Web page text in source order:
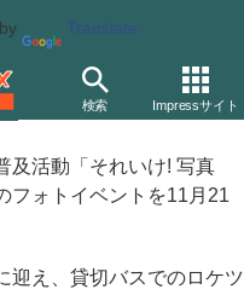
Translate
検索 Impressサイト
限定の小湊鐵道撮影
活動「それいけ! 写真
フォトイベントを11月21
え、貸切バスでのロケツ